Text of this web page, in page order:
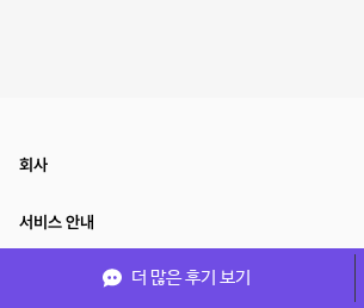
더 많은 후기 보기
회사
서비스 안내